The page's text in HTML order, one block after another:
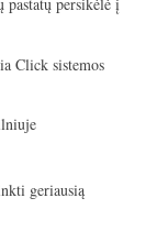
persikėlė į
Click sistemos
geriausią